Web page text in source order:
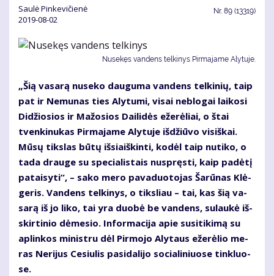
Saulė Pinkevičienė
2019-08-02
Nr. 89 (13319)
Nusekęs vandens telkinys Pirmajame Alytuje.
„Šią va­sa­rą nu­se­ko dau­gu­ma van­dens tel­ki­nių, taip
pat ir Ne­mu­nas ties Aly­tu­mi, vi­sai ne­blo­gai lai­ko­si
Di­džio­sios ir Ma­žo­sios Dai­li­dės eže­rė­liai, o štai
tven­ki­nu­kas Pir­ma­ja­me Aly­tu­je iš­džiū­vo vi­siš­kai.
Mū­sų tiks­las bū­tų iš­si­aiš­kin­ti, ko­dėl taip nu­ti­ko, o
ta­da drau­ge su spe­cia­lis­tais nu­spręs­ti, kaip pa­dė­tį
pa­tai­sy­ti“, – sa­ko me­ro pa­va­duo­to­jas Ša­rū­nas Klė­
ge­ris. Van­dens tel­ki­nys, o tiks­liau – tai, kas šią va­
sa­rą iš jo li­ko, tai yra duo­bė be van­dens, su­lau­kė iš­
skir­ti­nio dė­me­sio. In­for­ma­ci­ja apie su­si­ti­ki­mą su
ap­lin­kos mi­nist­ru dėl Pir­mo­jo Aly­taus eže­rė­lio me­
ras Ne­ri­jus Ce­siu­lis pa­si­da­li­jo so­cia­li­niuo­se tin­kluo­
se.